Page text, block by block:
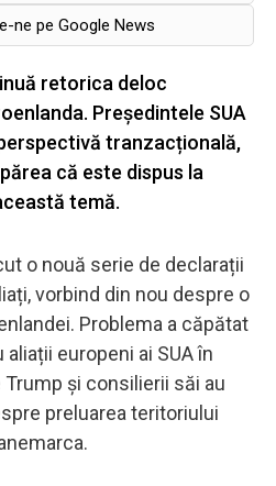
ne pe Google News
retorica deloc
Președintele SUA
tranzacțională,
că este dispus la
temă.
o nouă serie de declarații
vorbind din nou despre o
Problema a căpătat
europeni ai SUA în
și consilierii săi au
preluarea teritoriului